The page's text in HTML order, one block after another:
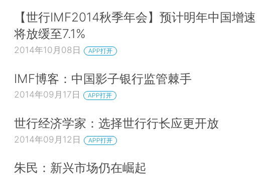
【世行IMF2014秋季年会】预计明年中国增速
将放缓至7.1%
2014年10月08日 APP打开
IMF博客：中国影子银行监管棘手
2014年09月17日 APP打开
世行经济学家：选择世行行长应更开放
2014年09月12日 APP打开
朱民：新兴市场仍在崛起